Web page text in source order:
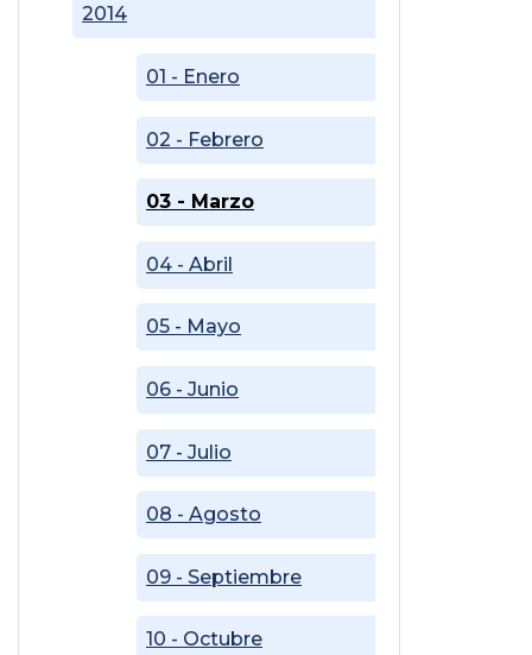
2014
01 - Enero
02 - Febrero
03 - Marzo
04 - Abril
05 - Mayo
06 - Junio
07 - Julio
08 - Agosto
09 - Septiembre
10 - Octubre